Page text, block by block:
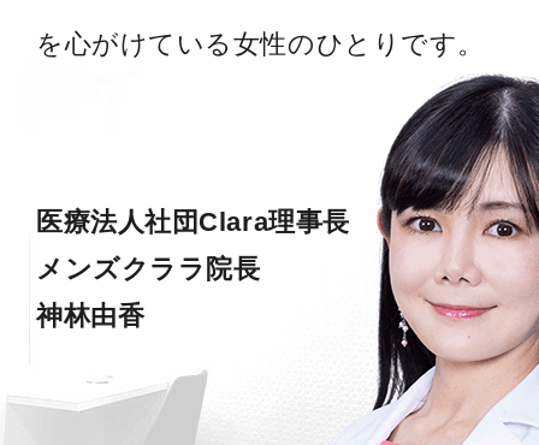
を心がけている女性のひとりです。
医療法人社団Clara理事長
メンズクララ院長
神林由香